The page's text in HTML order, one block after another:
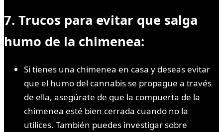
7. Trucos para evitar que salga
humo de la chimenea:
Si tienes una chimenea en casa y deseas evitar
que el humo del cannabis se propague a través
de ella, asegúrate de que la compuerta de la
chimenea esté bien cerrada cuando no la
utilices. También puedes investigar sobre